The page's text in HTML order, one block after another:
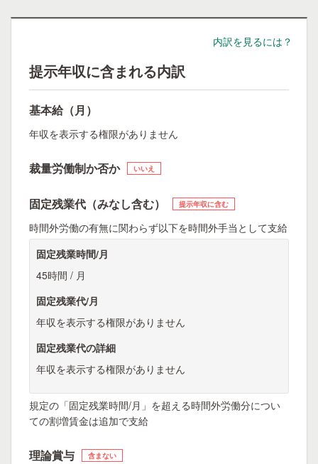
内訳を見るには？
提示年収に含まれる内訳
基本給（月）
年収を表示する権限がありません
裁量労働制か否か いいえ
固定残業代（みなし含む） 提示年収に含む
時間外労働の有無に関わらず以下を時間外手当として支給
固定残業時間/月
45時間 / 月
固定残業代/月
年収を表示する権限がありません
固定残業代の詳細
年収を表示する権限がありません
規定の「固定残業時間/月」を超える時間外労働分につい
ての割増賃金は追加で支給
理論賞与 含まない